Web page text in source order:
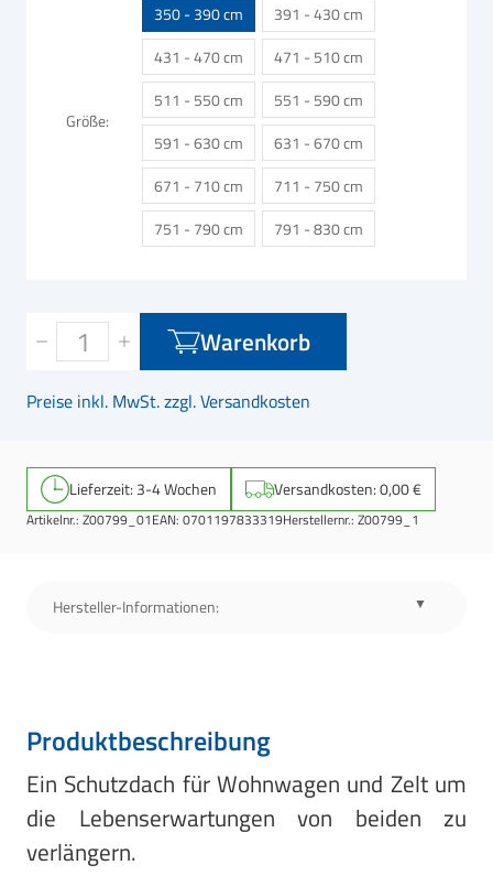
Größe
350 - 390 cm
391 - 430 cm
431 - 470 cm
471 - 510 cm
511 - 550 cm
551 - 590 cm
591 - 630 cm
631 - 670 cm
671 - 710 cm
711 - 750 cm
751 - 790 cm
791 - 830 cm
Warenkorb
Preise inkl. MwSt. zzgl. Versandkosten
Lieferzeit: 3-4 Wochen Versandkosten: 0,00 €
Artikelnr.: Z00799_01EAN: 0701197833319Herstellernr.: Z00799_1
Hersteller-Informationen:
Produktbeschreibung
Ein Schutzdach für Wohnwagen und Zelt um
die Lebenserwartungen von beiden zu
verlängern.